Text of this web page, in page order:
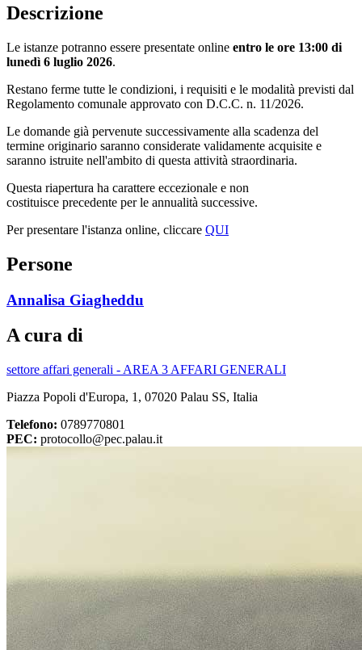
Descrizione
Le istanze potranno essere presentate online entro le ore 13:00 di
lunedì 6 luglio 2026.
Restano ferme tutte le condizioni, i requisiti e le modalità previsti dal
Regolamento comunale approvato con D.C.C. n. 11/2026.
Le domande già pervenute successivamente alla scadenza del
termine originario saranno considerate validamente acquisite e
saranno istruite nell'ambito di questa attività straordinaria.
Questa riapertura ha carattere eccezionale e non
costituisce precedente per le annualità successive.
Per presentare l'istanza online, cliccare QUI
Persone
Annalisa Giagheddu
A cura di
settore affari generali - AREA 3 AFFARI GENERALI
Piazza Popoli d'Europa, 1, 07020 Palau SS, Italia
Telefono: 0789770801
PEC: protocollo@pec.palau.it